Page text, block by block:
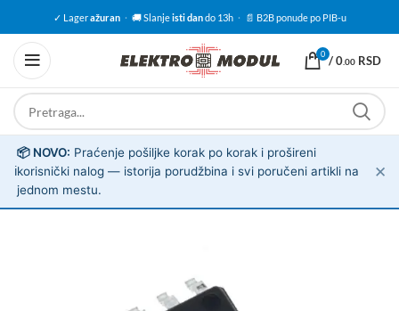
✓ Lageražuran · 🚚 Slanjeisti dando 13h · 📄 B2B ponude po PIB-u
0 /0.00 RSD
ℹ️
📦 NOVO: Praćenje pošiljke korak po korak i prošireni
korisnički nalog — istorija porudžbina i svi poručeni artikli na
jednom mestu.
✕